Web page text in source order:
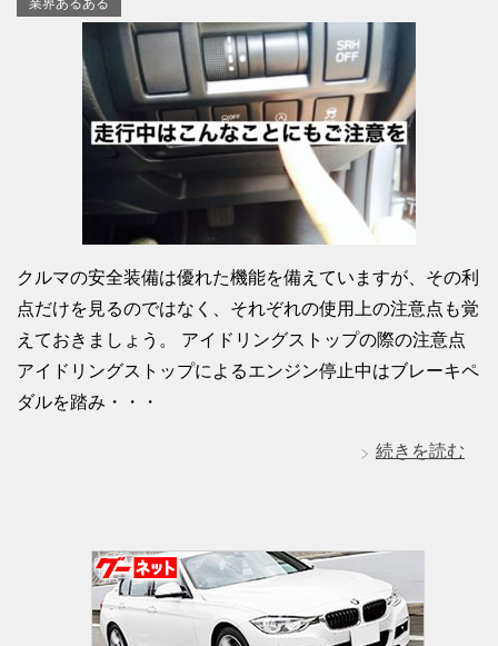
業界あるある
クルマの安全装備は優れた機能を備えていますが、その利
点だけを見るのではなく、それぞれの使用上の注意点も覚
えておきましょう。 アイドリングストップの際の注意点
アイドリングストップによるエンジン停止中はブレーキペ
ダルを踏み・・・
続きを読む